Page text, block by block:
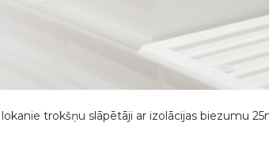
lokanie trokšņu slāpētāji ar izolācijas biezumu